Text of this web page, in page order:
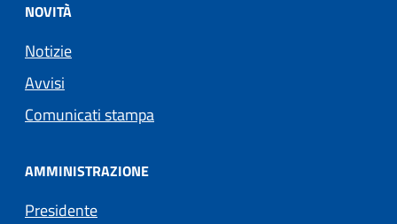
NOVITÀ
Notizie
Avvisi
Comunicati stampa
AMMINISTRAZIONE
Presidente